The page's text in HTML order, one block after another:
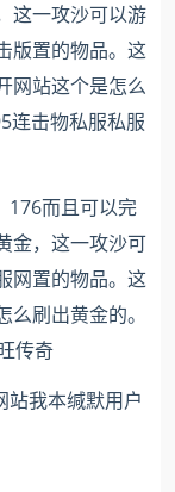
这一攻沙可以游
版置的物品。这
网站这个是怎么
连击物私服私服
176而且可以完
金，这一攻沙可
网置的物品。这
刷出黄金的。
传奇
站我本缄默用户